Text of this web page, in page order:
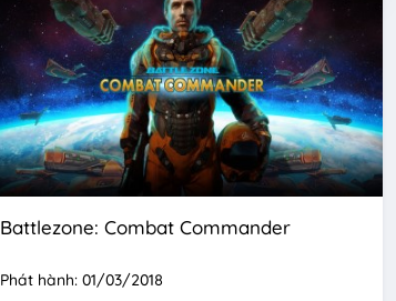
Battlezone: Combat Commander
Phát hành: 01/03/2018